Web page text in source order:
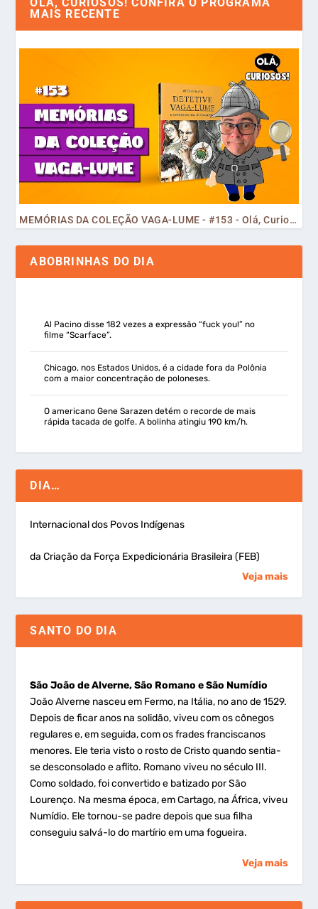
MAIS RECENTE
MEMÓRIAS DA COLEÇÃO VAGA-LUME - #153 - Olá, Curiosos! 2023
ABOBRINHAS DO DIA
Al Pacino disse 182 vezes a expressão “fuck you!” no
filme “Scarface”.
Chicago, nos Estados Unidos, é a cidade fora da Polônia
com a maior concentração de poloneses.
O americano Gene Sarazen detém o recorde de mais
rápida tacada de golfe. A bolinha atingiu 190 km/h.
DIA…
Internacional dos Povos Indígenas
da Criação da Força Expedicionária Brasileira (FEB)
Veja mais
SANTO DO DIA
São João de Alverne, São Romano e São Numídio
João Alverne nasceu em Fermo, na Itália, no ano de 1529.
Depois de ficar anos na solidão, viveu com os cônegos
regulares e, em seguida, com os frades franciscanos
menores. Ele teria visto o rosto de Cristo quando sentia-
se desconsolado e aflito. Romano viveu no século III.
Como soldado, foi convertido e batizado por São
Lourenço. Na mesma época, em Cartago, na África, viveu
Numídio. Ele tornou-se padre depois que sua filha
conseguiu salvá-lo do martírio em uma fogueira.
Veja mais